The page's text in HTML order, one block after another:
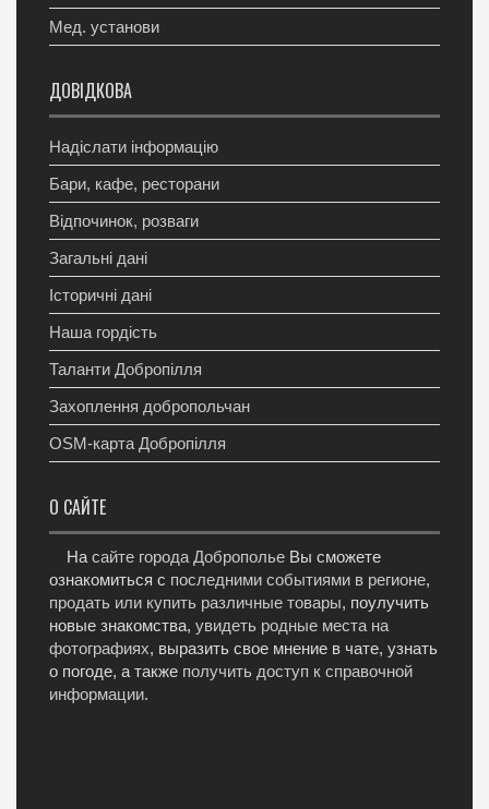
Мед. установи
ДОВІДКОВА
Надіслати інформацію
Бари, кафе, ресторани
Відпочинок, розваги
Загальні дані
Історичні дані
Наша гордість
Таланти Добропілля
Захоплення добропольчан
OSM-карта Добропілля
О САЙТЕ
На сайте города Доброполье Вы сможете
ознакомиться с последними событиями в регионе,
продать или купить различные товары, поулучить
новые знакомства, увидеть родные места на
фотографиях, выразить свое мнение в чате, узнать
о погоде, а также получить доступ к справочной
информации.